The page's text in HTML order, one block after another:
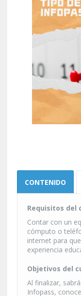
CONTENIDO
Requisitos del
Contar con un
cómputo o
internet para
experiencia
Objetivos del
Al finalizar,
Infopass,